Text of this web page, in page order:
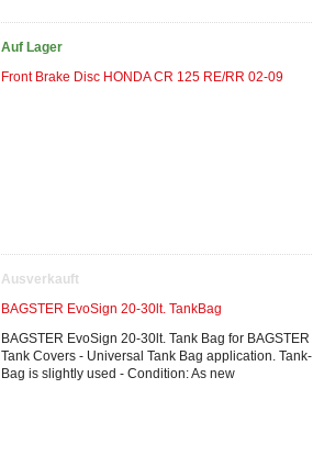
Auf Lager
Front Brake Disc HONDA CR 125 RE/RR 02-09
Ausverkauft
BAGSTER EvoSign 20-30lt. TankBag
BAGSTER EvoSign 20-30lt. Tank Bag for BAGSTER
Tank Covers - Universal Tank Bag application. Tank-
Bag is slightly used - Condition: As new